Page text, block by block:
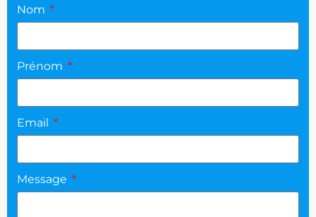
Nom
Prénom
Email
Message